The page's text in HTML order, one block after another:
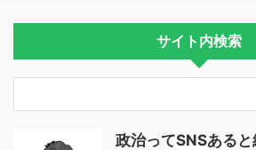
サイト内検索
政治ってSNSある